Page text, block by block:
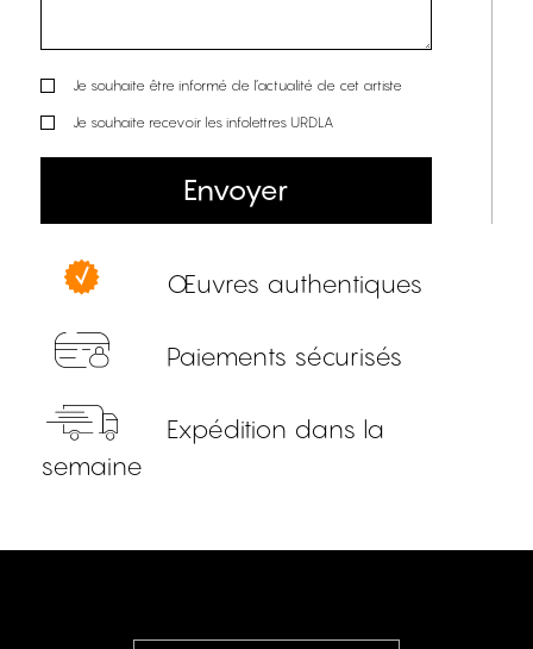
Je souhaite être informé de l’actualité de cet artiste
Je souhaite recevoir les infolettres URDLA
Envoyer
Œuvres authentiques
Paiements sécurisés
Expédition dans la
semaine